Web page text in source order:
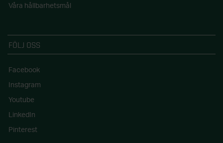
Våra hållbarhetsmål
FÖLJ OSS
Facebook
Instagram
Youtube
LinkedIn
Pinterest